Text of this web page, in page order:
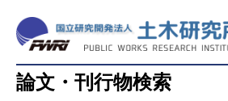
論文・刊行物検索